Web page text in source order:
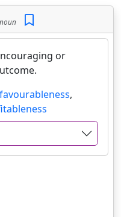
noun
or
favourableness,